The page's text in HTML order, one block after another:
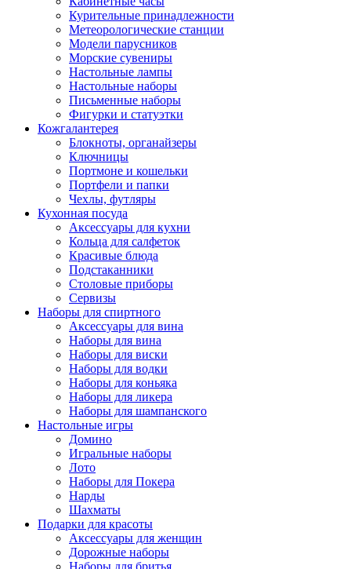
Курительные принадлежности
Метеорологические станции
Модели парусников
Морские сувениры
Настольные лампы
Настольные наборы
Письменные наборы
Фигурки и статуэтки
Кожгалантерея
Блокноты, органайзеры
Ключницы
Портмоне и кошельки
Портфели и папки
Чехлы, футляры
Кухонная посуда
Аксессуары для кухни
Кольца для салфеток
Красивые блюда
Подстаканники
Столовые приборы
Cервизы
Наборы для спиртного
Аксессуары для вина
Наборы для вина
Наборы для виски
Наборы для водки
Наборы для коньяка
Наборы для ликера
Наборы для шампанского
Настольные игры
Домино
Игральные наборы
Лото
Наборы для Покера
Нарды
Шахматы
Подарки для красоты
Аксессуары для женщин
Дорожные наборы
Наборы для бритья